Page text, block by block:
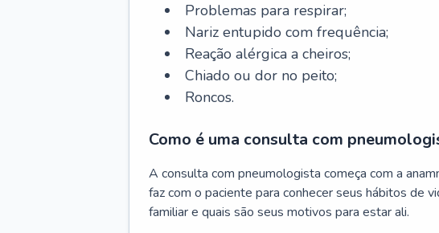
Problemas para respirar;
Nariz entupido com frequência;
Reação alérgica a cheiros;
Chiado ou dor no peito;
Roncos.
Como é uma consulta com
A consulta com pneumologista começa com a
faz com o paciente para conhecer seus hábitos de
familiar e quais são seus motivos para estar ali.